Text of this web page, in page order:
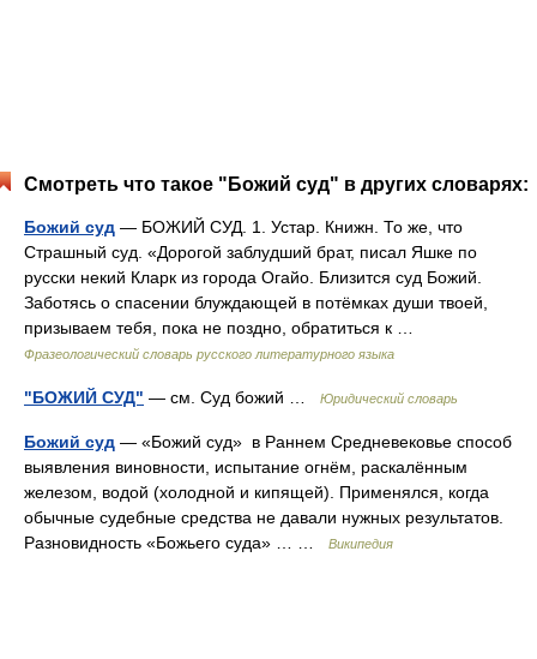
Смотреть что такое "Божий суд" в других словарях:
Божий суд — БОЖИЙ СУД. 1. Устар. Книжн. То же, что
Страшный суд. «Дорогой заблудший брат, писал Яшке по
русски некий Кларк из города Огайо. Близится суд Божий.
Заботясь о спасении блуждающей в потёмках души твоей,
призываем тебя, пока не поздно, обратиться к …
Фразеологический словарь русского литературного языка
"БОЖИЙ СУД" — см. Суд божий … Юридический словарь
Божий суд — «Божий суд» в Раннем Средневековье способ
выявления виновности, испытание огнём, раскалённым
железом, водой (холодной и кипящей). Применялся, когда
обычные судебные средства не давали нужных результатов.
Разновидность «Божьего суда» … …
Википедия